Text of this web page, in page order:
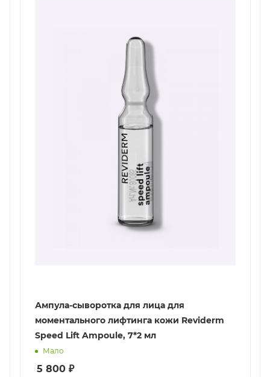
Ампула-сыворотка для лица для
моментального лифтинга кожи Reviderm
Speed Lift Ampoule, 7*2 мл
Мало
5 800 ₽